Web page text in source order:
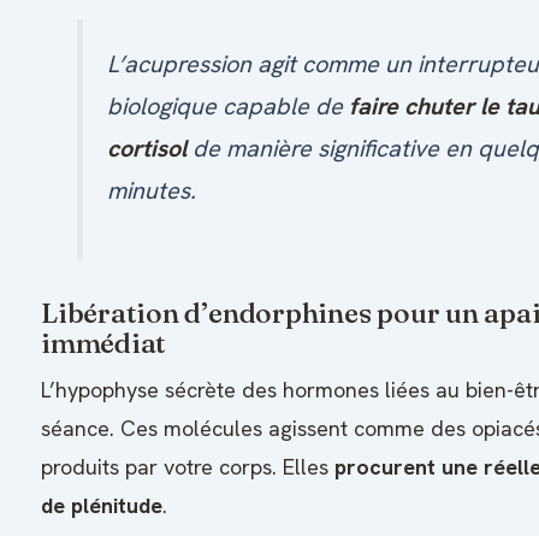
L’acupression agit comme un
biologique capable de faire chuter le
cortisolde manière significative en
minutes.
Libération d’endorphines pour un
immédiat
L’hypophyse sécrète des hormones liées au bien-
séance. Ces molécules agissent comme des
produits par votre corps. Elles procurent une
de plénitude.